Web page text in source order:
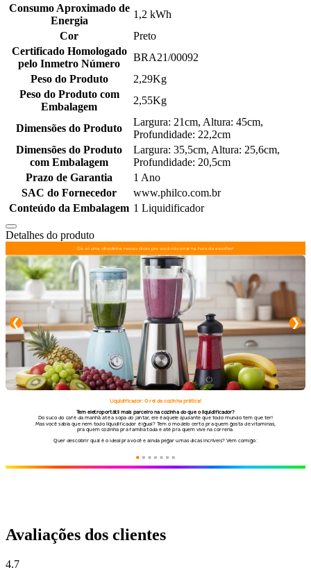
Consumo Aproximado de
Energia
1,2 kWh
Cor
Preto
Certificado Homologado
pelo Inmetro Número
BRA21/00092
Peso do Produto
2,29Kg
Peso do Produto com
Embalagem
2,55Kg
Dimensões do Produto
Largura: 21cm, Altura: 45cm,
Profundidade: 22,2cm
Dimensões do Produto
com Embalagem
Largura: 35,5cm, Altura: 25,6cm,
Profundidade: 20,5cm
Prazo de Garantia
1 Ano
SAC do Fornecedor
www.philco.com.br
Conteúdo da Embalagem 1 Liquidificador
Detalhes do produto
Avaliações dos clientes
4.7